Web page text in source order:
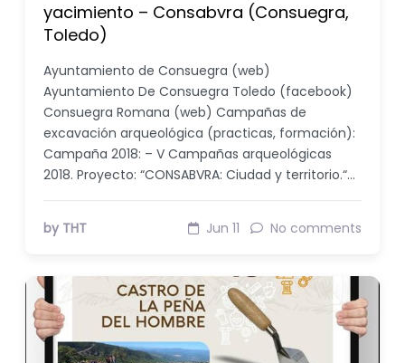
yacimiento – Consabvra (Consuegra,
Toledo)
Ayuntamiento de Consuegra (web)
Ayuntamiento De Consuegra Toledo (facebook)
Consuegra Romana (web) Campañas de
excavación arqueológica (practicas, formación):
Campaña 2018: – V Campañas arqueológicas
2018. Proyecto: “CONSABVRA: Ciudad y territorio.“…
by THT Jun 11 No comments